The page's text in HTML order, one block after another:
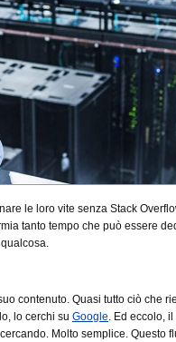
le loro vite senza Stack
tanto tempo che può essere
contenuto. Quasi tutto ciò che
lo cerchi su Google. Ed eccolo,
Molto semplice. Questo